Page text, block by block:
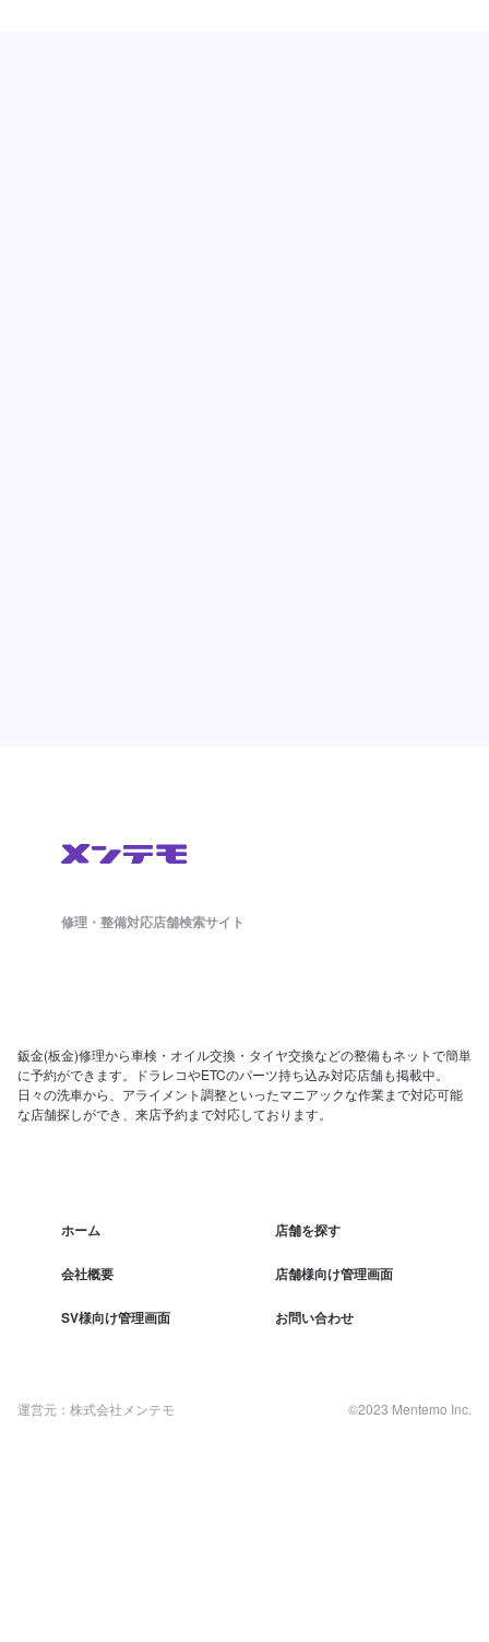
修理・整備対応店舗検索サイト
鈑金(板金)修理から車検・オイル交換・タイヤ交換などの整備もネットで簡単
に予約ができます。ドラレコやETCのパーツ持ち込み対応店舗も掲載中。
日々の洗車から、アライメント調整といったマニアックな作業まで対応可能
な店舗探しができ、来店予約まで対応しております。
ホーム 店舗を探す
会社概要 店舗様向け管理画面
SV様向け管理画面 お問い合わせ
運営元：株式会社メンテモ ©2023 Mentemo Inc.